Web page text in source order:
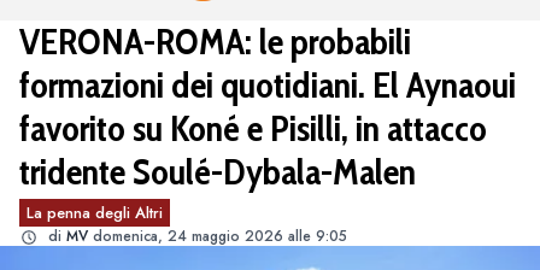
VERONA-ROMA: le probabili
formazioni dei quotidiani. El Aynaoui
favorito su Koné e Pisilli, in attacco
tridente Soulé-Dybala-Malen
La penna degli Altri
di MV domenica, 24 maggio 2026 alle 9:05